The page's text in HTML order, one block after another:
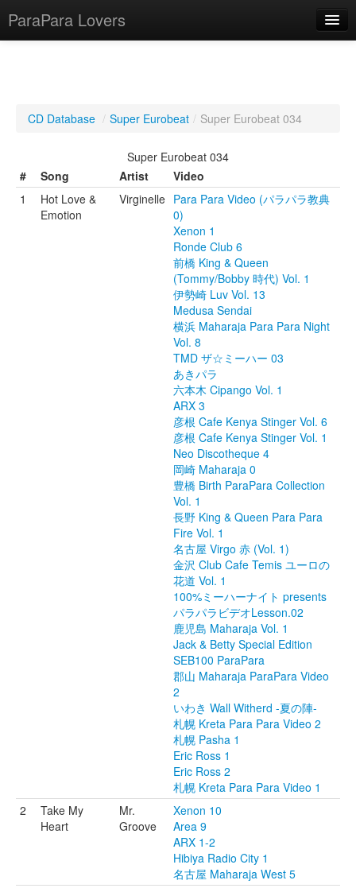
ParaPara Lovers
TechPara Video Database
CD Database
CD Database / Super Eurobeat / Super Eurobeat 034
Super Eurobeat 034
#
Song Artist
Video
1
Hot Love &
Emotion
Virginelle Para Para Video (パラパラ教典
0)
Xenon 1
Ronde Club 6
前橋 King & Queen
(Tommy/Bobby 時代) Vol. 1
伊勢崎 Luv Vol. 13
Medusa Sendai
横浜 Maharaja Para Para Night
Vol. 8
TMD ザ☆ミーハー 03
あきパラ
六本木 Cipango Vol. 1
ARX 3
彦根 Cafe Kenya Stinger Vol. 6
彦根 Cafe Kenya Stinger Vol. 1
Neo Discotheque 4
岡崎 Maharaja 0
豊橋 Birth ParaPara Collection
Vol. 1
長野 King & Queen Para Para
Fire Vol. 1
名古屋 Virgo 赤 (Vol. 1)
金沢 Club Cafe Temis ユーロの
花道 Vol. 1
100%ミーハーナイト presents
パラパラビデオLesson.02
鹿児島 Maharaja Vol. 1
Jack & Betty Special Edition
SEB100 ParaPara
郡山 Maharaja ParaPara Video
2
いわき Wall Witherd -夏の陣-
札幌 Kreta Para Para Video 2
札幌 Pasha 1
Eric Ross 1
Eric Ross 2
札幌 Kreta Para Para Video 1
2
Take My
Heart
Mr.
Groove
Xenon 10
Area 9
ARX 1-2
Hibiya Radio City 1
名古屋 Maharaja West 5